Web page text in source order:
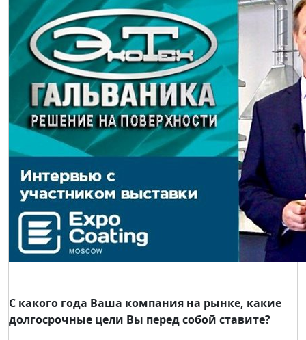
С какого года Ваша компания на рынке, какие
долгосрочные цели Вы перед собой ставите?